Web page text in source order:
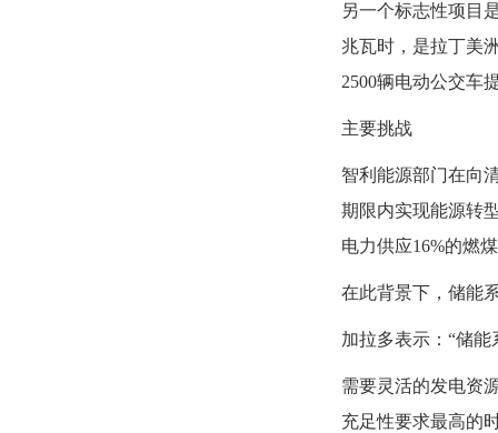
另一个标志性项目
兆瓦时，是拉丁美
2500辆电动公交车
主要挑战
智利能源部门在向
期限内实现能源转
电力供应16%的燃
在此背景下，储能
加拉多表示：“储
需要灵活的发电资
充足性要求最高的